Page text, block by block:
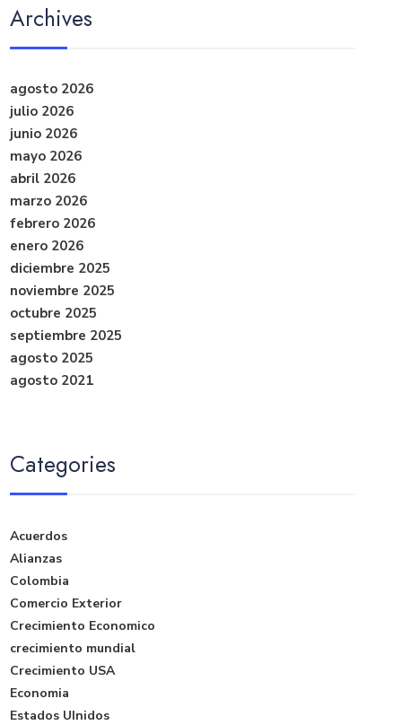
Archives
agosto 2026
julio 2026
junio 2026
mayo 2026
abril 2026
marzo 2026
febrero 2026
enero 2026
diciembre 2025
noviembre 2025
octubre 2025
septiembre 2025
agosto 2025
agosto 2021
Categories
Acuerdos
Alianzas
Colombia
Comercio Exterior
Crecimiento Economico
crecimiento mundial
Crecimiento USA
Economia
Estados UInidos